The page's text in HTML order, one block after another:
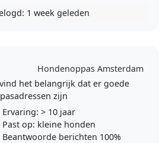
1 week geleden
Hondenoppas Amsterdam
het belangrijk dat er goede
zijn
Ervaring: > 10 jaar
Past op: kleine honden
Beantwoorde berichten 100%